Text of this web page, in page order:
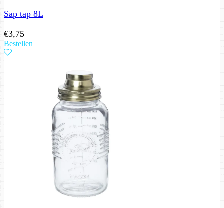
Sap tap 8L
€3,75
Bestellen